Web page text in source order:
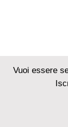
Vuoi essere